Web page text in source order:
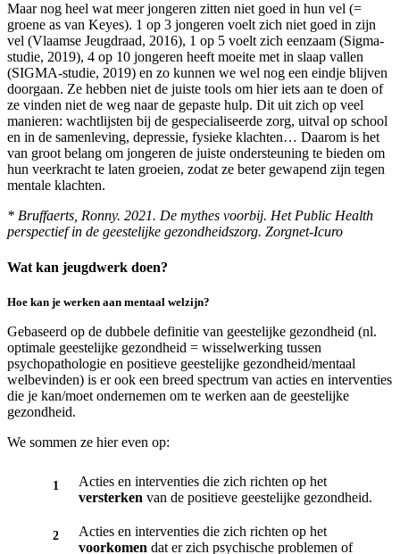
Maar nog heel wat meer jongeren zitten niet goed in hun vel (=
groene as van Keyes). 1 op 3 jongeren voelt zich niet goed in zijn
vel (Vlaamse Jeugdraad, 2016), 1 op 5 voelt zich eenzaam (Sigma-
studie, 2019), 4 op 10 jongeren heeft moeite met in slaap vallen
(SIGMA-studie, 2019) en zo kunnen we wel nog een eindje blijven
doorgaan. Ze hebben niet de juiste tools om hier iets aan te doen of
ze vinden niet de weg naar de gepaste hulp. Dit uit zich op veel
manieren: wachtlijsten bij de gespecialiseerde zorg, uitval op school
en in de samenleving, depressie, fysieke klachten… Daarom is het
van groot belang om jongeren de juiste ondersteuning te bieden om
hun veerkracht te laten groeien, zodat ze beter gewapend zijn tegen
mentale klachten.
* Bruffaerts, Ronny. 2021. De mythes voorbij. Het Public Health
perspectief in de geestelijke gezondheidszorg. Zorgnet-Icuro
Wat kan jeugdwerk doen?
Hoe kan je werken aan mentaal welzijn?
Gebaseerd op de dubbele definitie van geestelijke gezondheid (nl.
optimale geestelijke gezondheid = wisselwerking tussen
psychopathologie en positieve geestelijke gezondheid/mentaal
welbevinden) is er ook een breed spectrum van acties en interventies
die je kan/moet ondernemen om te werken aan de geestelijke
gezondheid.
We sommen ze hier even op:
Acties en interventies die zich richten op het
versterken van de positieve geestelijke gezondheid.
Acties en interventies die zich richten op het
voorkomen dat er zich psychische problemen of